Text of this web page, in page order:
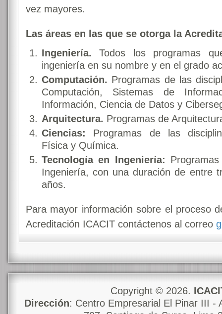
vez mayores.
Las áreas en las que se otorga la
Ingeniería. Todos los programas
ingeniería en su nombre y en el grado
Computación. Programas de las
Computación, Sistemas de
Información, Ciencia de Datos y
Arquitectura. Programas de
Ciencias: Programas de las
Física y Química.
Tecnología en Ingeniería:
Ingeniería, con una duración de entre
años.
Para mayor información sobre el proceso
Acreditación ICACIT contáctenos al correo
Copyright © 2026.
Dirección: Centro Empresarial El Pinar III -